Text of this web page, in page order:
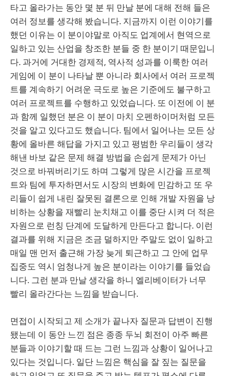
타고 올라가는 동안 몇 분 뒤 만날 분에 대해 전해 들은
여러 정보를 생각해 봤습니다. 지금까지 이런 이야기를
했던 이유는 이 분이야말로 아직도 업계에서 현역으로
일하고 있는 산업을 창조한 분들 중 한 분이기 때문입니
다. 과거에 거대한 경제적, 역사적 성과를 이룩한 여러
게임에 이 분이 나타날 뿐 아니라 회사에서 여러 프로젝
트를 계속하기 어려운 극도로 높은 기준에도 불구하고
여러 프로젝트를 수행하고 있었습니다. 또 이전에 이 분
과 함께 일했던 분은 이 분이 마치 오펜하이머처럼 모든
것을 알고 있다고도 했습니다. 팀에서 일어나는 모든 상
황에 올바른 해답을 가지고 있고 평범한 우리들이 생각
해낸 바보 같은 문제 해결 방법을 손쉽게 문제가 아닌
것으로 바꿔버리기도 하며 그렇게 많은 시간을 프로젝
트와 팀에 투자하면서도 시장의 변화에 민감하고 또 우
리들이 쉽게 내린 잘못된 결론으로 인해 개발 자원을 낭
비하는 상황을 재빨리 눈치채고 이를 중단 시켜 더 적은
자원으로 런칭 단계에 도달하게 만든다고 합니다. 이런
결과를 위해 지금은 조금 덜하지만 주말도 없이 일하고
매일 맨 먼저 출근해 가장 늦게 퇴근하고 그 안에 업무
집중도 역시 엄청나게 높은 분이라는 이야기를 들었습
니다. 그런 분과 만날 생각을 하니 엘리베이터가 너무
빨리 올라간다는 느낌을 받습니다.
면접이 시작되고 제 소개가 끝나자 질문과 답변이 진행
됐는데 이 동안 느낀 점은 종종 두뇌 회전이 아주 빠른
분들과 이야기할 때 드는 그런 느낌과 상황이 일어나고
있다는 것입니다. 일단 느낌은 핵심을 잘 짚는 질문을